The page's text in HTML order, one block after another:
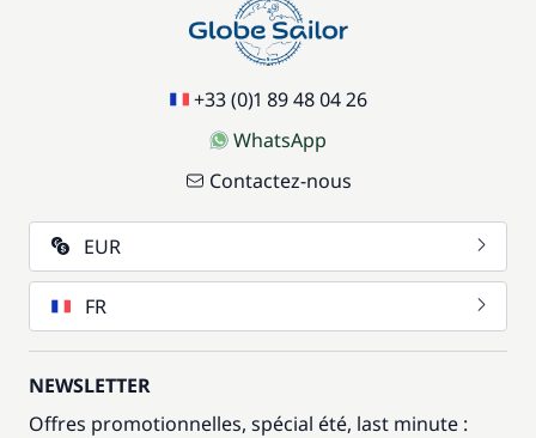
+33 (0)1 89 48 04 26
WhatsApp
Contactez-nous
EUR
FR
NEWSLETTER
Offres promotionnelles, spécial été, last minute :